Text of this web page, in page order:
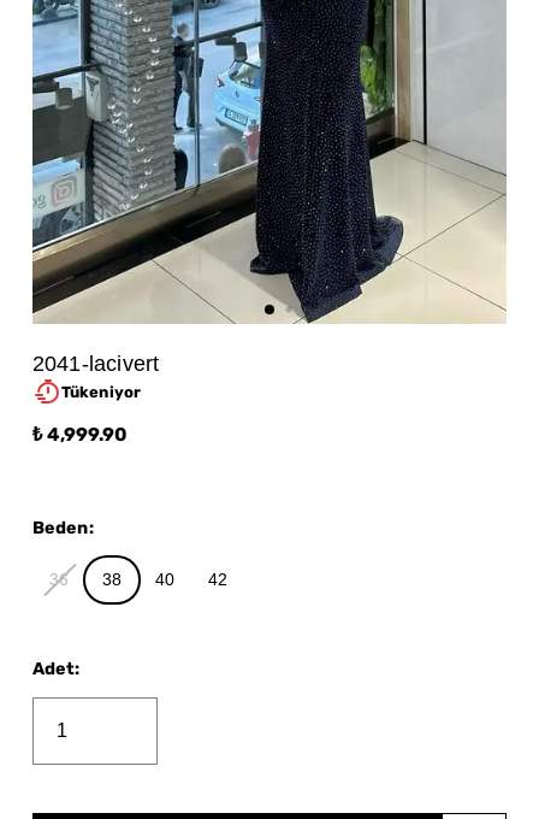
2041-lacivert
Tükeniyor
₺ 4,999.90
Beden:
36 38 40 42
Adet: